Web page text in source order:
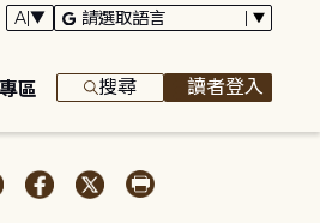
區 搜尋 讀者登入